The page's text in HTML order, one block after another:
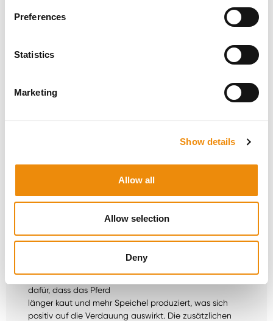
Preferences
Statistics
Marketing
Show details
Allow all
Allow selection
Deny
verringert das Risiko, dass unverdaute Stärkepartikel in
Gesundheitsprobleme wie Koliken, Hufrehe oder
Durch ihre einzigartige Textur und ihr Volumen regen
Pferde langsamer
Speichelbildung an, was zu einer guten allgemeinen
Zusätzliche Ballaststoffe
Pferde benötigen von Natur aus Ballaststoffe: als
wichtigste Energiequelle, aber auch für eine gesunde
von entscheidender Bedeutung für das Wohlbefinden
zugesetzten langen Fasern sind eine gute
Nahrungsquelle für die Darmflora. Außerdem sorgt dies
dafür, dass das Pferd
länger kaut und mehr Speichel produziert, was sich
positiv auf die Verdauung auswirkt. Die zusätzlichen